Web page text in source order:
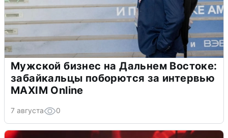
Мужской бизнес на Дальнем Востоке:
забайкальцы поборются за интервью
MAXIM Online
7 августа 0